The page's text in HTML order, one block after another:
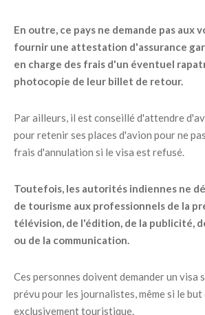
En outre, ce pays ne demande pas aux
fournir une attestation d'assurance
en charge des frais d'un éventuel
photocopie de leur billet de retour.
Par ailleurs, il est conseillé d'attendre
pour retenir ses places d'avion pour ne
frais d'annulation si le visa est refusé.
Toutefois, les autorités indiennes ne
de tourisme aux professionnels de la
télévision, de l'édition, de la publicité,
ou de la communication.
Ces personnes doivent demander un visa
prévu pour les journalistes, même si le
exclusivement touristique.